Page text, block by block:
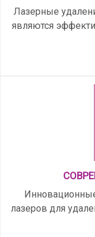
Лазерные
являются
лазеров для